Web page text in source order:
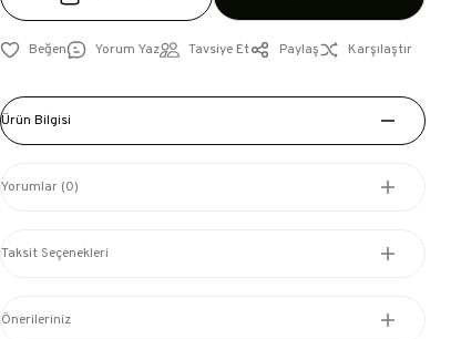
Yorum Yaz Tavsiye Et Paylaş Karşılaştır
Ürün Bilgisi
Yorumlar (0)
Taksit Seçenekleri
Önerileriniz